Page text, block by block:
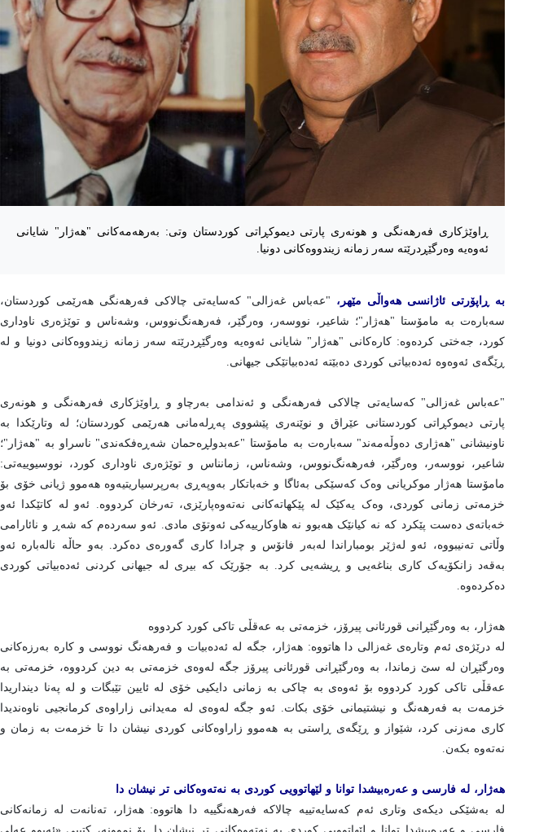
ڕاوێژکاری فه‌رهه‌نگی و هونه‌ری پارتی دیموکڕاتی کوردستان وتی: به‌رهه‌مه‌کانی "هەژار" شایانی
ئەوەیە وەرگێڕدرێتە سەر زمانە زیندووەکانی دونیا.
بە ڕاپۆرتی ئاژانسی هەواڵی مێهر، "عه‌باس غه‌زالی" که‌سایه‌تی چالاکی فه‌رهه‌نگی هه‌رێمی کوردستان،
سه‌باره‌ت به مامۆستا "هەژار"؛ شاعیر، نووسه‌ر، وه‌رگێر، فه‌رهه‌نگ‌‌نووس، وشه‌ناس و توێژه‌ری ناوداری
کورد، جه‌ختی کرده‌وه: کاره‌کانی "هەژار" شایانی ئەوەیە وەرگێڕدرێتە سەر زمانە زیندووەکانی دونیا و لە
ڕێگەی ئەوەوە ئەدەبیاتی کوردی دەبێتە ئەدەبیاتێکی جیهانی.
"عه‌باس غه‌زالی" که‌سایه‌تی چالاکی فه‌رهه‌نگی و ئه‌ندامی به‌رچاو و ڕاوێژکاری فه‌رهه‌نگی و هونه‌ری
پارتی دیموکڕاتی کوردستانی عێراق و نوێنه‌ری پێشووی په‌ڕله‌مانی هه‌رێمی کوردستان؛ له وتارێکدا به
ناونیشانی "هەژاری دەوڵەمەند" سه‌باره‌ت به مامۆستا "عه‌بدولڕه‌حمان شه‌ڕه‌فکه‌ندی" ناسراو به "هەژار"؛
شاعیر، نووسه‌ر، وه‌رگێر، فه‌رهه‌نگ‌‌نووس، وشه‌ناس، زمانناس و توێژه‌ری ناوداری کورد، نووسیوییه‌تی:
مامۆستا هەژار موکریانی وەک کەسێکی بەئاگا و خەباتکار بەوپەڕی بەرپرسیاریتیەوه هەموو ژیانی خۆی بۆ
خزمەتی زمانی کوردی، وەک یەکێک له پێکهاتەکانی نەتەوەپارێزی، تەرخان کردووه. ئەو له کاتێکدا ئەو
خەباتەی دەست پێکرد که نە کیانێک هەبوو نه هاوکارییەکی ئەوتۆی مادی. ئەو سەردەم کە شەڕ و نائارامی
وڵاتی تەنیبووه، ئەو لەژێر بومباراندا لەبەر فانۆس و چرادا کاری گەورەی دەکرد. بەو حاڵه نالەبارە ئەو
بەقەد زانکۆیەک کاری بناغەیی و ڕیشەیی کرد. بە جۆرێک کە بیری له جیهانی کردنی ئەدەبیاتی کوردی
دەکردەوه.
هەژار، بە وەرگێڕانی قورئانی پیرۆز، خزمەتی بە عەقڵی تاکی کورد کردووە
له درێژه‌ی ئه‌م وتاره‌ی غه‌زالی دا هاتووه: هەژار، جگە لە ئەدەبیات و فەرهەنگ نووسی و کارە بەرزەکانی
وەرگێڕان لە سێ زماندا، بە وەرگێڕانی قورئانی پیرۆز جگە لەوەی خزمەتی بە دین کردووە، خزمەتی بە
عەقڵی تاکی کورد کردووە بۆ ئەوەی بە چاکی بە زمانی دایکیی خۆی لە ئایین تێبگات و لە پەنا دینداریدا
خزمەت بە فەرهەنگ و نیشتیمانی خۆی بکات. ئەو جگه لەوەی لە مەیدانی زاراوەی کرمانجیی ناوەندیدا
کاری مەزنی کرد، شێواز و ڕێگەی ڕاستی به هەموو زاراوەکانی کوردی نیشان دا تا خزمەت به زمان و
نەتەوه بکەن.
هەژار، له فارسی و عەرەبیشدا توانا و لێهاتوویی کوردی به نەتەوەکانی تر نیشان دا
له به‌شێکی دیکه‌ی وتاری ئه‌م که‌سایه‌تییه چالاکه فه‌رهه‌نگییه دا هاتووه: هەژار، تەنانەت له زمانەکانی